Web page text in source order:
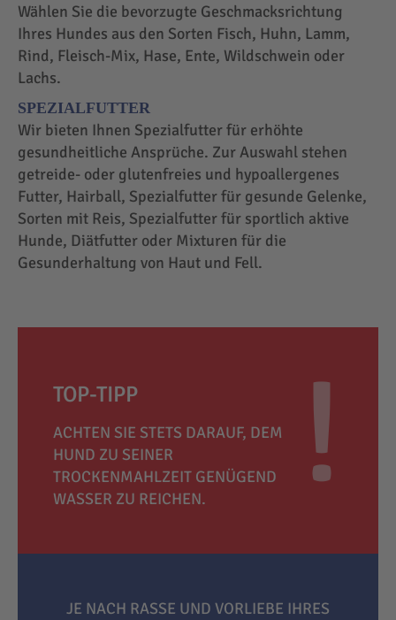
Wählen Sie die bevorzugte Geschmacksrichtung
Ihres Hundes aus den Sorten Fisch, Huhn, Lamm,
Rind, Fleisch-Mix, Hase, Ente, Wildschwein oder
Lachs.
SPEZIALFUTTER
Wir bieten Ihnen Spezialfutter für erhöhte
gesundheitliche Ansprüche. Zur Auswahl stehen
getreide- oder glutenfreies und hypoallergenes
Futter, Hairball, Spezialfutter für gesunde Gelenke,
Sorten mit Reis, Spezialfutter für sportlich aktive
Hunde, Diätfutter oder Mixturen für die
Gesunderhaltung von Haut und Fell.
TOP-TIPP
ACHTEN SIE STETS DARAUF, DEM
HUND ZU SEINER
TROCKENMAHLZEIT GENÜGEND
WASSER ZU REICHEN.
JE NACH RASSE UND VORLIEBE IHRES